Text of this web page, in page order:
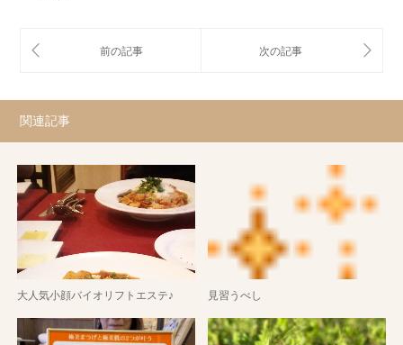
関連記事
大人気小顔バイオリフトエステ♪ 見習うべし